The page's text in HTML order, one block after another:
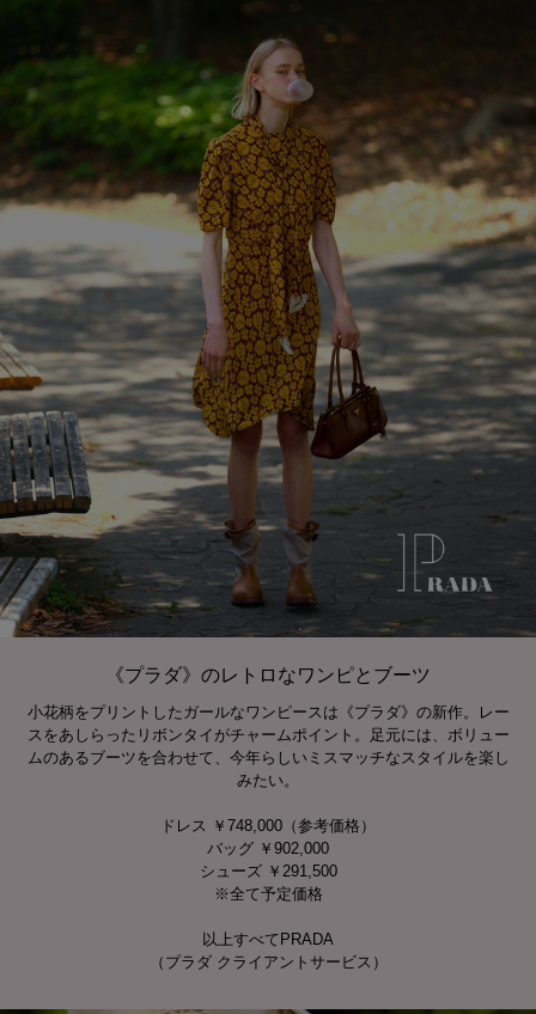
《プラダ》のレトロなワンピとブーツ
小花柄をプリントしたガールなワンピースは《プラダ》の新作。レー
スをあしらったリボンタイがチャームポイント。足元には、ボリュー
ムのあるブーツを合わせて、今年らしいミスマッチなスタイルを楽し
みたい。
ドレス ￥748,000（参考価格）
バッグ ￥902,000
シューズ ￥291,500
※全て予定価格
以上すべてPRADA
（プラダ クライアントサービス）